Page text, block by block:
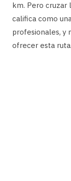
km. Pero cruzar
califica como
profesionales, y
ofrecer esta ruta.